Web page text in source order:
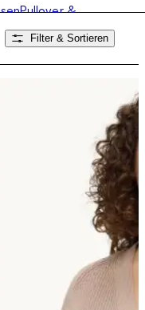
Pullover &
Filter & Sortieren